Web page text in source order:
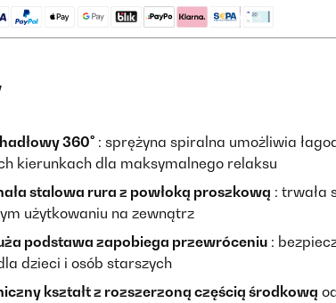
360° : sprężyna spiralna umożliwia
kierunkach dla maksymalnego relaksu
stalowa rura z powłoką proszkową : trwała
użytkowaniu na zewnątrz
podstawa zapobiega przewróceniu :
dzieci i osób starszych
kształt z rozszerzoną częścią środkową